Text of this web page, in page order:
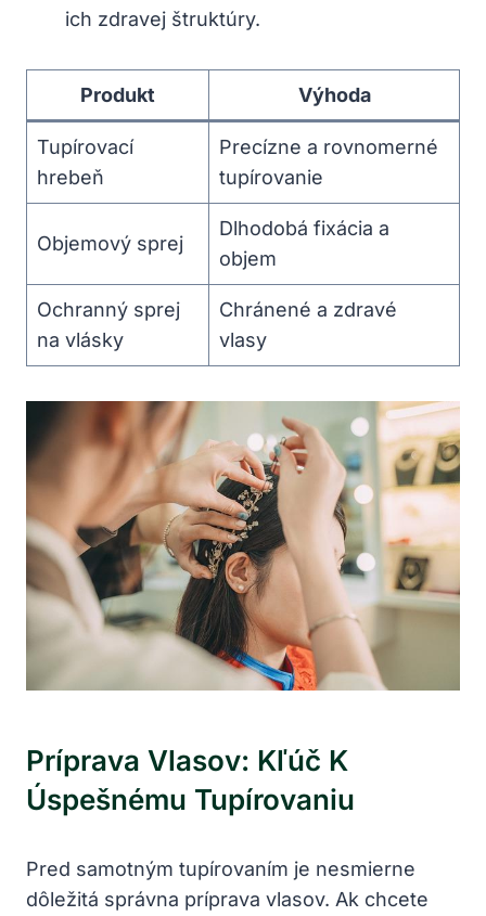
ich zdravej štruktúry.
Produkt Výhoda
Tupírovací
hrebeň
Precízne a rovnomerné
tupírovanie
Objemový sprej
Dlhodobá fixácia a
objem
Ochranný sprej
na vlásky
Chránené a zdravé
vlasy
Príprava Vlasov: Kľúč K
Úspešnému Tupírovaniu
Pred samotným tupírovaním je nesmierne
dôležitá správna príprava vlasov. Ak chcete